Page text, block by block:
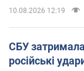
10.08.2026 12:19
СБУ
російські